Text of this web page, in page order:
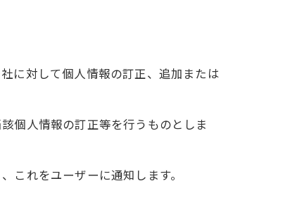
に対して個人情報の訂正、追加または
個人情報の訂正等を行うものとしま
これをユーザーに通知します。